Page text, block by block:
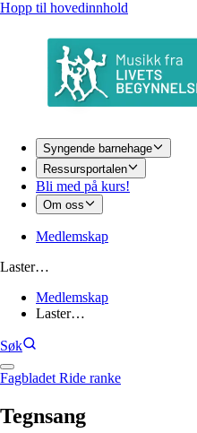
Hopp til hovedinnhold
Syngende barnehage
Ressursportalen
Bli med på kurs!
Om oss
Medlemskap
Laster…
Medlemskap
Laster…
Søk
Fagbladet Ride ranke
Tegnsang